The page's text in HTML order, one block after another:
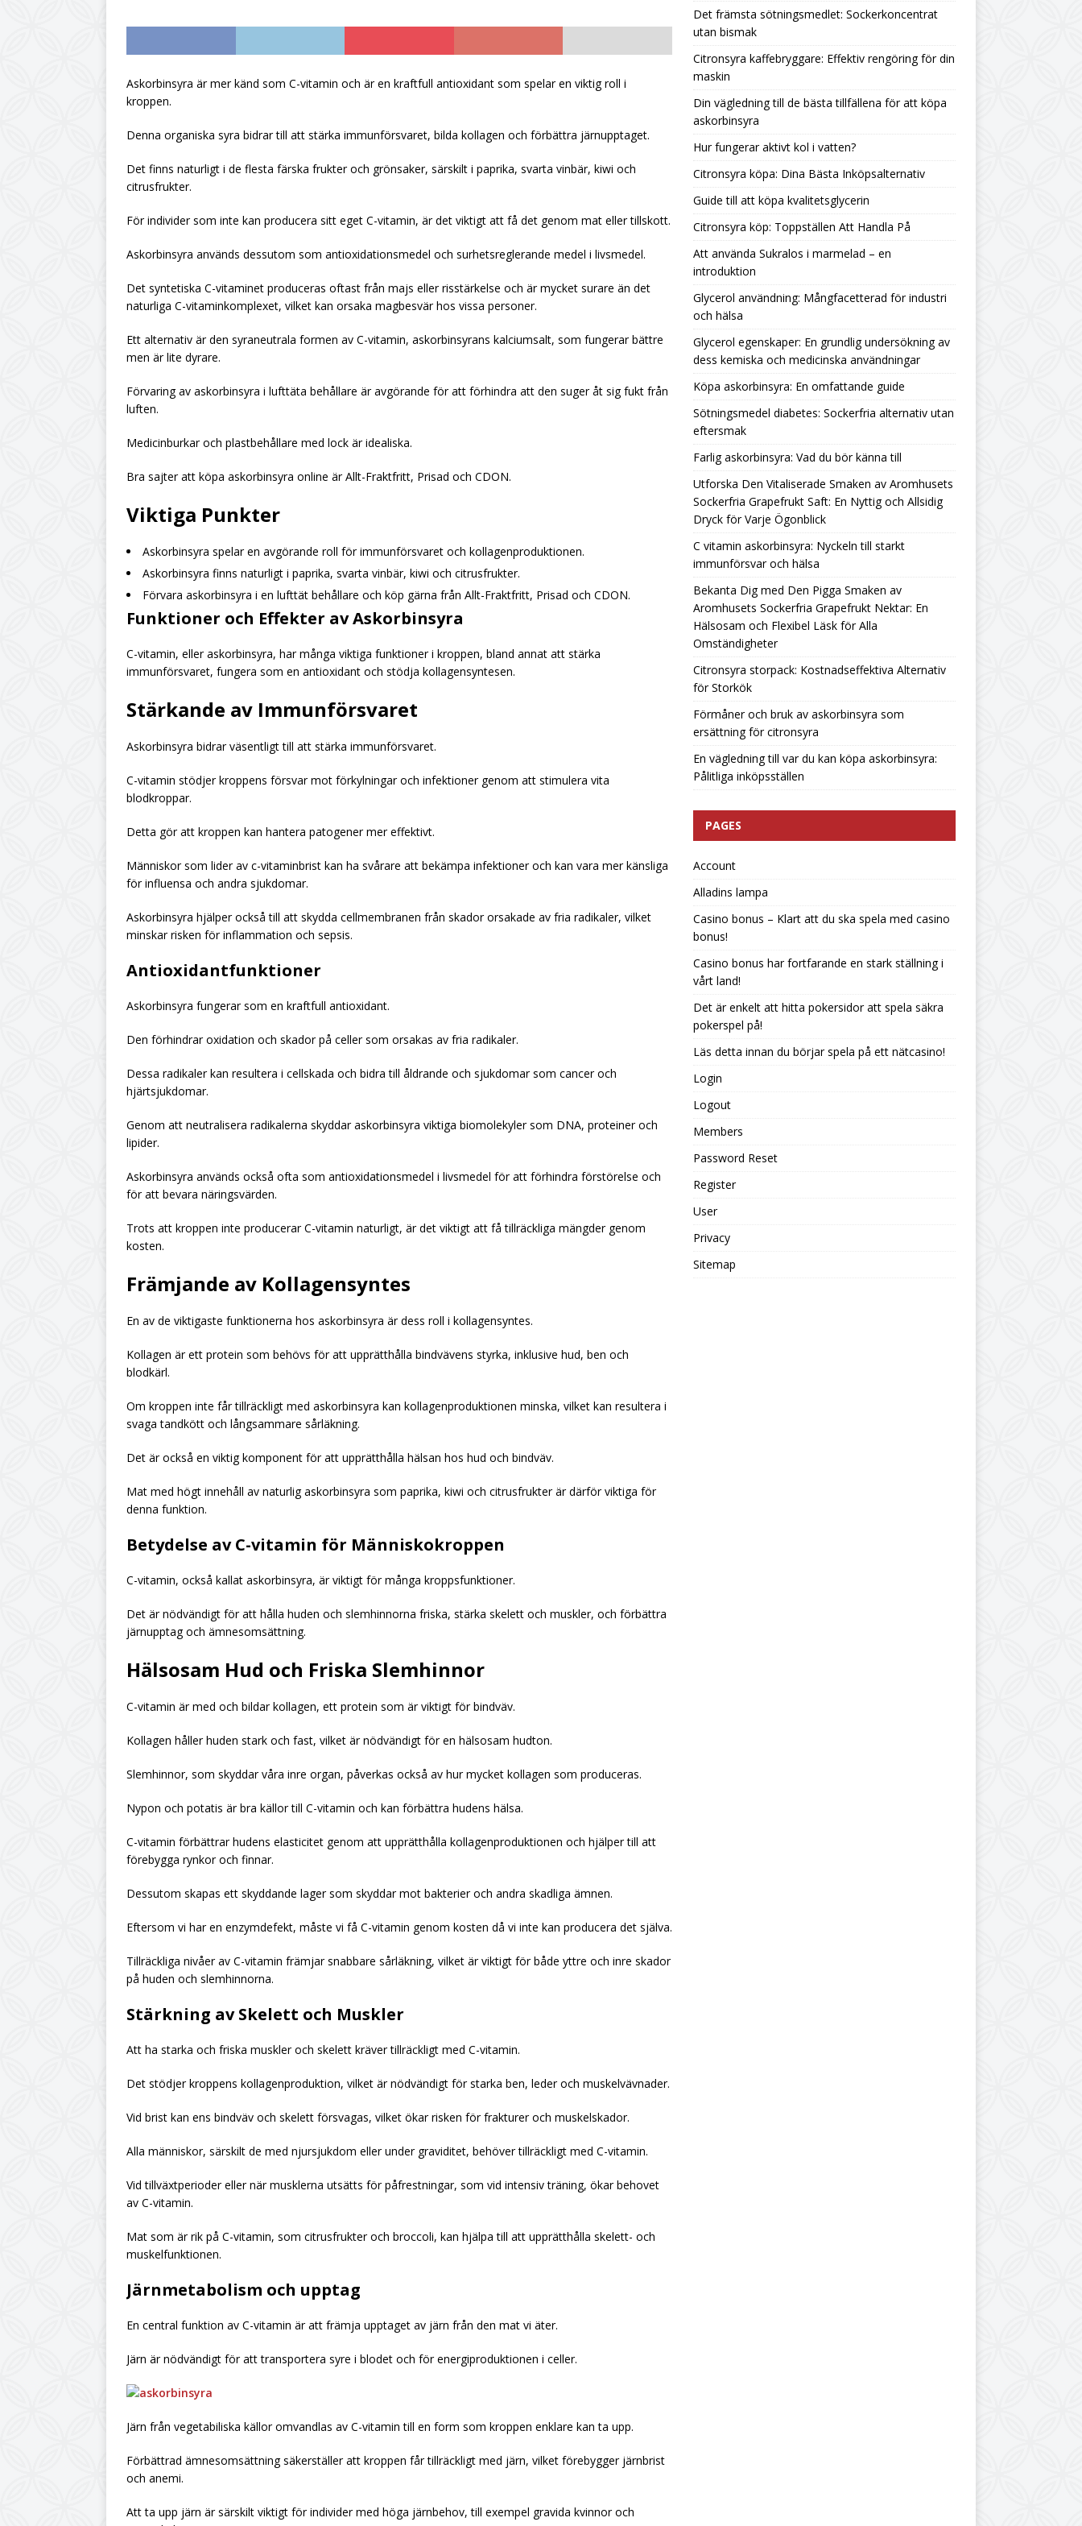
UNCATEGORIZED
UNCATEGORIZED
UNCATEGORIZED
Askorbinsyra är mer känd som C-vitamin och är en kraftfull antioxidant som spelar en viktig roll i
kroppen.
Denna organiska syra bidrar till att stärka immunförsvaret, bilda kollagen och förbättra järnupptaget.
Det finns naturligt i de flesta färska frukter och grönsaker, särskilt i paprika, svarta vinbär, kiwi och
citrusfrukter.
För individer som inte kan producera sitt eget C-vitamin, är det viktigt att få det genom mat eller tillskott.
Askorbinsyra används dessutom som antioxidationsmedel och surhetsreglerande medel i livsmedel.
Det syntetiska C-vitaminet produceras oftast från majs eller risstärkelse och är mycket surare än det
naturliga C-vitaminkomplexet, vilket kan orsaka magbesvär hos vissa personer.
Ett alternativ är den syraneutrala formen av C-vitamin, askorbinsyrans kalciumsalt, som fungerar bättre
men är lite dyrare.
Förvaring av askorbinsyra i lufttäta behållare är avgörande för att förhindra att den suger åt sig fukt från
luften.
Medicinburkar och plastbehållare med lock är idealiska.
Bra sajter att köpa askorbinsyra online är Allt-Fraktfritt, Prisad och CDON.
Viktiga Punkter
Askorbinsyra spelar en avgörande roll för immunförsvaret och kollagenproduktionen.
Askorbinsyra finns naturligt i paprika, svarta vinbär, kiwi och citrusfrukter.
Förvara askorbinsyra i en lufttät behållare och köp gärna från Allt-Fraktfritt, Prisad och CDON.
Funktioner och Effekter av Askorbinsyra
C-vitamin, eller askorbinsyra, har många viktiga funktioner i kroppen, bland annat att stärka
immunförsvaret, fungera som en antioxidant och stödja kollagensyntesen.
Stärkande av Immunförsvaret
Askorbinsyra bidrar väsentligt till att stärka immunförsvaret.
C-vitamin stödjer kroppens försvar mot förkylningar och infektioner genom att stimulera vita
blodkroppar.
Detta gör att kroppen kan hantera patogener mer effektivt.
Människor som lider av c-vitaminbrist kan ha svårare att bekämpa infektioner och kan vara mer känsliga
för influensa och andra sjukdomar.
Askorbinsyra hjälper också till att skydda cellmembranen från skador orsakade av fria radikaler, vilket
minskar risken för inflammation och sepsis.
Antioxidantfunktioner
Askorbinsyra fungerar som en kraftfull antioxidant.
Den förhindrar oxidation och skador på celler som orsakas av fria radikaler.
Dessa radikaler kan resultera i cellskada och bidra till åldrande och sjukdomar som cancer och
hjärtsjukdomar.
Genom att neutralisera radikalerna skyddar askorbinsyra viktiga biomolekyler som DNA, proteiner och
lipider.
Askorbinsyra används också ofta som antioxidationsmedel i livsmedel för att förhindra förstörelse och
för att bevara näringsvärden.
Trots att kroppen inte producerar C-vitamin naturligt, är det viktigt att få tillräckliga mängder genom
kosten.
Främjande av Kollagensyntes
En av de viktigaste funktionerna hos askorbinsyra är dess roll i kollagensyntes.
Kollagen är ett protein som behövs för att upprätthålla bindvävens styrka, inklusive hud, ben och
blodkärl.
Om kroppen inte får tillräckligt med askorbinsyra kan kollagenproduktionen minska, vilket kan resultera i
svaga tandkött och långsammare sårläkning.
Det är också en viktig komponent för att upprätthålla hälsan hos hud och bindväv.
Mat med högt innehåll av naturlig askorbinsyra som paprika, kiwi och citrusfrukter är därför viktiga för
denna funktion.
Betydelse av C-vitamin för Människokroppen
C-vitamin, också kallat askorbinsyra, är viktigt för många kroppsfunktioner.
Det är nödvändigt för att hålla huden och slemhinnorna friska, stärka skelett och muskler, och förbättra
järnupptag och ämnesomsättning.
Hälsosam Hud och Friska Slemhinnor
C-vitamin är med och bildar kollagen, ett protein som är viktigt för bindväv.
Kollagen håller huden stark och fast, vilket är nödvändigt för en hälsosam hudton.
Slemhinnor, som skyddar våra inre organ, påverkas också av hur mycket kollagen som produceras.
Nypon och potatis är bra källor till C-vitamin och kan förbättra hudens hälsa.
C-vitamin förbättrar hudens elasticitet genom att upprätthålla kollagenproduktionen och hjälper till att
förebygga rynkor och finnar.
Dessutom skapas ett skyddande lager som skyddar mot bakterier och andra skadliga ämnen.
Eftersom vi har en enzymdefekt, måste vi få C-vitamin genom kosten då vi inte kan producera det själva.
Tillräckliga nivåer av C-vitamin främjar snabbare sårläkning, vilket är viktigt för både yttre och inre skador
på huden och slemhinnorna.
Stärkning av Skelett och Muskler
Att ha starka och friska muskler och skelett kräver tillräckligt med C-vitamin.
Det stödjer kroppens kollagenproduktion, vilket är nödvändigt för starka ben, leder och muskelvävnader.
Vid brist kan ens bindväv och skelett försvagas, vilket ökar risken för frakturer och muskelskador.
Alla människor, särskilt de med njursjukdom eller under graviditet, behöver tillräckligt med C-vitamin.
Vid tillväxtperioder eller när musklerna utsätts för påfrestningar, som vid intensiv träning, ökar behovet
av C-vitamin.
Mat som är rik på C-vitamin, som citrusfrukter och broccoli, kan hjälpa till att upprätthålla skelett- och
muskelfunktionen.
Järnmetabolism och upptag
En central funktion av C-vitamin är att främja upptaget av järn från den mat vi äter.
Järn är nödvändigt för att transportera syre i blodet och för energiproduktionen i celler.
Järn från vegetabiliska källor omvandlas av C-vitamin till en form som kroppen enklare kan ta upp.
Förbättrad ämnesomsättning säkerställer att kroppen får tillräckligt med järn, vilket förebygger järnbrist
och anemi.
Att ta upp järn är särskilt viktigt för individer med höga järnbehov, till exempel gravida kvinnor och
Det främsta sötningsmedlet: Sockerkoncentrat
utan bismak
Citronsyra kaffebryggare: Effektiv rengöring för din
maskin
Din vägledning till de bästa tillfällena för att köpa
askorbinsyra
Hur fungerar aktivt kol i vatten?
Citronsyra köpa: Dina Bästa Inköpsalternativ
Guide till att köpa kvalitetsglycerin
Citronsyra köp: Toppställen Att Handla På
Att använda Sukralos i marmelad – en
introduktion
Glycerol användning: Mångfacetterad för industri
och hälsa
Glycerol egenskaper: En grundlig undersökning av
dess kemiska och medicinska användningar
Köpa askorbinsyra: En omfattande guide
Sötningsmedel diabetes: Sockerfria alternativ utan
eftersmak
Farlig askorbinsyra: Vad du bör känna till
Utforska Den Vitaliserade Smaken av Aromhusets
Sockerfria Grapefrukt Saft: En Nyttig och Allsidig
Dryck för Varje Ögonblick
C vitamin askorbinsyra: Nyckeln till starkt
immunförsvar och hälsa
Bekanta Dig med Den Pigga Smaken av
Aromhusets Sockerfria Grapefrukt Nektar: En
Hälsosam och Flexibel Läsk för Alla
Omständigheter
Citronsyra storpack: Kostnadseffektiva Alternativ
för Storkök
Förmåner och bruk av askorbinsyra som
ersättning för citronsyra
En vägledning till var du kan köpa askorbinsyra:
Pålitliga inköpsställen
PAGES
Account
Alladins lampa
Casino bonus – Klart att du ska spela med casino
bonus!
Casino bonus har fortfarande en stark ställning i
vårt land!
Det är enkelt att hitta pokersidor att spela säkra
pokerspel på!
Läs detta innan du börjar spela på ett nätcasino!
Login
Logout
Members
Password Reset
Register
User
Privacy
Sitemap